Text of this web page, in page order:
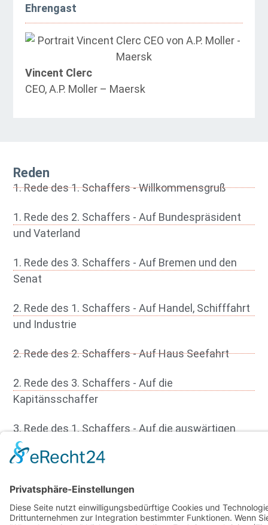
Ehrengast
Vincent Clerc
CEO, A.P. Moller – Maersk
Reden
1. Rede des 1. Schaffers - Willkommensgruß
1. Rede des 2. Schaffers - Auf Bundespräsident
und Vaterland
1. Rede des 3. Schaffers - Auf Bremen und den
Senat
2. Rede des 1. Schaffers - Auf Handel, Schifffahrt
und Industrie
2. Rede des 2. Schaffers - Auf Haus Seefahrt
2. Rede des 3. Schaffers - Auf die
Kapitänsschaffer
3. Rede des 1. Schaffers - Auf die auswärtigen
Gäste
kaufmännischen Schaffer
Kapitänsrede auf Reeder und Kaufleute